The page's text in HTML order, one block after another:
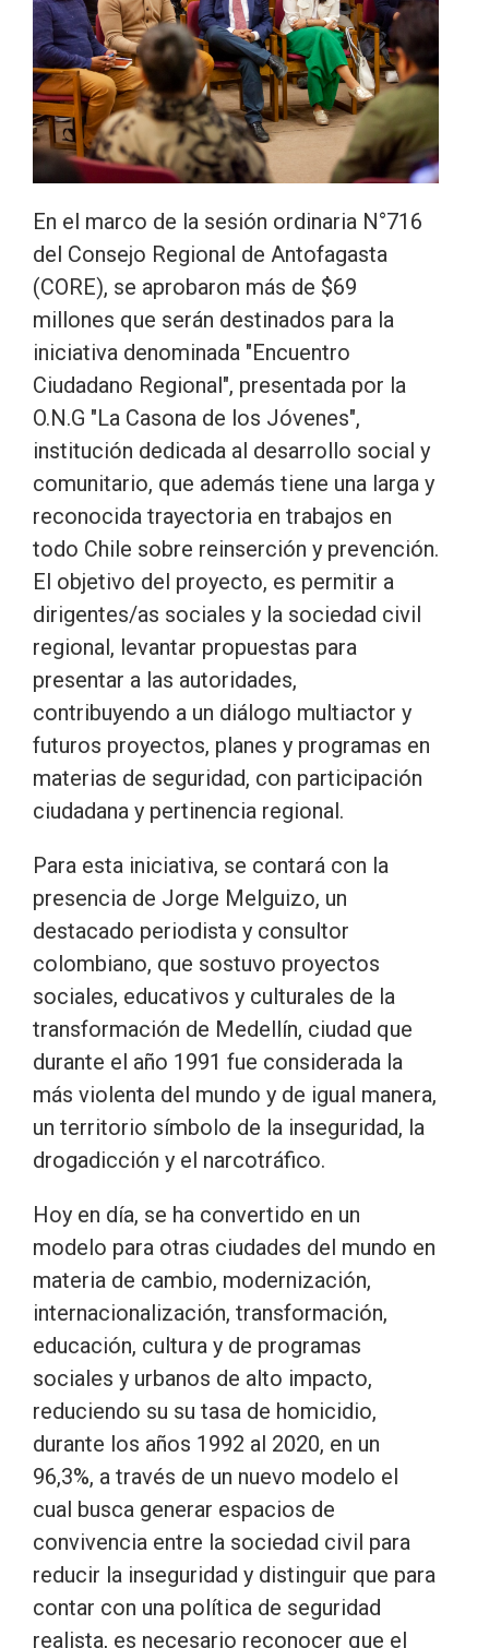
En el marco de la sesión ordinaria N°716
del Consejo Regional de Antofagasta
(CORE), se aprobaron más de $69
millones que serán destinados para la
iniciativa denominada "Encuentro
Ciudadano Regional", presentada por la
O.N.G "La Casona de los Jóvenes",
institución dedicada al desarrollo social y
comunitario, que además tiene una larga y
reconocida trayectoria en trabajos en
todo Chile sobre reinserción y prevención.
El objetivo del proyecto, es permitir a
dirigentes/as sociales y la sociedad civil
regional, levantar propuestas para
presentar a las autoridades,
contribuyendo a un diálogo multiactor y
futuros proyectos, planes y programas en
materias de seguridad, con participación
ciudadana y pertinencia regional.
Para esta iniciativa, se contará con la
presencia de Jorge Melguizo, un
destacado periodista y consultor
colombiano, que sostuvo proyectos
sociales, educativos y culturales de la
transformación de Medellín, ciudad que
durante el año 1991 fue considerada la
más violenta del mundo y de igual manera,
un territorio símbolo de la inseguridad, la
drogadicción y el narcotráfico.
Hoy en día, se ha convertido en un
modelo para otras ciudades del mundo en
materia de cambio, modernización,
internacionalización, transformación,
educación, cultura y de programas
sociales y urbanos de alto impacto,
reduciendo su su tasa de homicidio,
durante los años 1992 al 2020, en un
96,3%, a través de un nuevo modelo el
cual busca generar espacios de
convivencia entre la sociedad civil para
reducir la inseguridad y distinguir que para
contar con una política de seguridad
realista, es necesario reconocer que el